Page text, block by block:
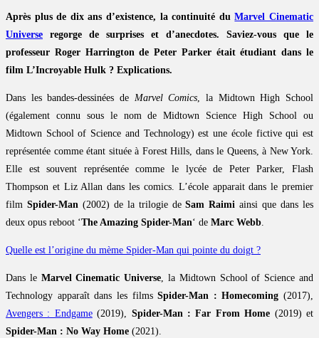
Après plus de dix ans d’existence, la continuité duMarvel Cinematic
Universe regorge de surprises et d’anecdotes. Saviez-vous que le
professeur Roger Harrington de Peter Parker était étudiant dans le
film L’Incroyable Hulk ? Explications.
Dans les bandes-dessinées de Marvel Comics, la Midtown High School
(également connu sous le nom de Midtown Science High School ou
Midtown School of Science and Technology) est une école fictive qui est
représentée comme étant située à Forest Hills, dans le Queens, à New York.
Elle est souvent représentée comme le lycée de Peter Parker, Flash
Thompson et Liz Allan dans les comics. L’école apparait dans le premier
film Spider-Man(2002) de la trilogie deSam Raimi ainsi que dans les
deux opus reboot ‘The Amazing Spider-Man‘ de Marc Webb.
Quelle est l’origine du mème Spider-Man qui pointe du doigt ?
Dans le Marvel Cinematic Universe, la Midtown School of Science and
Technology apparaît dans les filmsSpider-Man : Homecoming (2017),
Avengers : Endgame(2019), Spider-Man : Far From Home (2019) et
Spider-Man : No Way Home (2021).